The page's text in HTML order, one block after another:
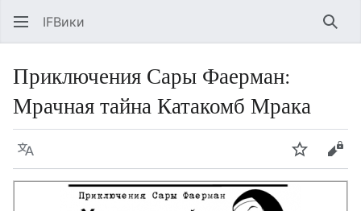
IFВики
Приключения Сары Фаерман:
Мрачная тайна Катакомб Мрака
Язык Следить